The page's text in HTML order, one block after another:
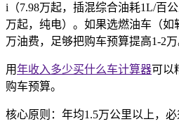
i（7.98万起，插混综合油耗1L/百
万起，纯电）。如果选燃油车（如
万油费，足够把购车预算提高1-2万
用年收入多少买什么车计算器可以
购车预算。
核心原则：年均1.5万公里以上，